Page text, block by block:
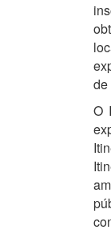
de
O